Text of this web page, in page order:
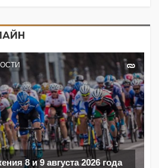
8 и 9 августа 2026 года